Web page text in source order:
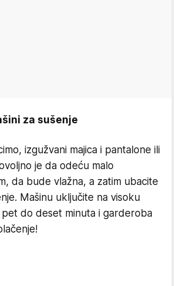
za sušenje
izgužvani majica i pantalone ili
je da odeću malo
da bude vlažna, a zatim ubacite
Mašinu uključite na visoku
do deset minuta i garderoba